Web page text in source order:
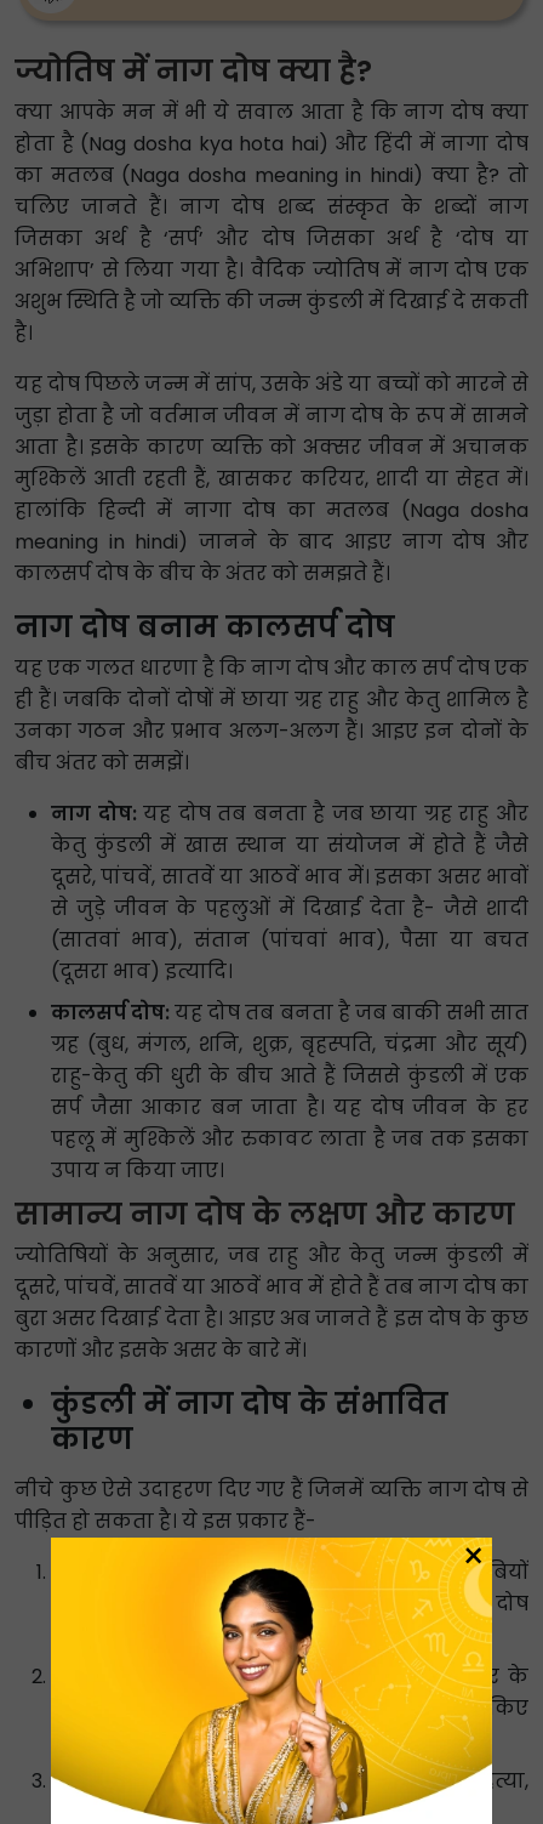
ज्योतिष में नाग दोष क्या है?
क्या आपके मन में भी ये सवाल आता है कि नाग दोष क्या
होता है (Nag dosha kya hota hai) और हिंदी में नागा दोष
का मतलब (Naga dosha meaning in hindi) क्या है? तो
चलिए जानते हैं। नाग दोष शब्द संस्कृत के शब्दों नाग
जिसका अर्थ है ‘सर्प’ और दोष जिसका अर्थ है ‘दोष या
अभिशाप’ से लिया गया है। वैदिक ज्योतिष में नाग दोष एक
अशुभ स्थिति है जो व्यक्ति की जन्म कुंडली में दिखाई दे सकती
है।
यह दोष पिछले जन्म में सांप, उसके अंडे या बच्चों को मारने से
जुड़ा होता है जो वर्तमान जीवन में नाग दोष के रूप में सामने
आता है। इसके कारण व्यक्ति को अक्सर जीवन में अचानक
मुश्किलें आती रहती हैं, खासकर करियर, शादी या सेहत में।
हालांकि हिन्दी में नागा दोष का मतलब (Naga dosha
meaning in hindi) जानने के बाद आइए नाग दोष और
कालसर्प दोष के बीच के अंतर को समझते हैं।
नाग दोष बनाम कालसर्प दोष
यह एक गलत धारणा है कि नाग दोष और काल सर्प दोष एक
ही हैं। जबकि दोनों दोषों में छाया ग्रह राहु और केतु शामिल है
उनका गठन और प्रभाव अलग-अलग हैं। आइए इन दोनों के
बीच अंतर को समझें।
नाग दोष: यह दोष तब बनता है जब छाया ग्रह राहु और
केतु कुंडली में खास स्थान या संयोजन में होते हैं जैसे
दूसरे, पांचवें, सातवें या आठवें भाव में। इसका असर भावों
से जुड़े जीवन के पहलुओं में दिखाई देता है- जैसे शादी
(सातवां भाव), संतान (पांचवां भाव), पैसा या बचत
(दूसरा भाव) इत्यादि।
कालसर्प दोष: यह दोष तब बनता है जब बाकी सभी सात
ग्रह (बुध, मंगल, शनि, शुक्र, बृहस्पति, चंद्रमा और सूर्य)
राहु-केतु की धुरी के बीच आते हैं जिससे कुंडली में एक
सर्प जैसा आकार बन जाता है। यह दोष जीवन के हर
पहलू में मुश्किलें और रुकावट लाता है जब तक इसका
उपाय न किया जाए।
सामान्य नाग दोष के लक्षण और कारण
ज्योतिषियों के अनुसार, जब राहु और केतु जन्म कुंडली में
दूसरे, पांचवें, सातवें या आठवें भाव में होते हैं तब नाग दोष का
बुरा असर दिखाई देता है। आइए अब जानते हैं इस दोष के कुछ
कारणों और इसके असर के बारे में।
कुंडली में नाग दोष के संभावित
कारण
नीचे कुछ ऐसे उदाहरण दिए गए हैं जिनमें व्यक्ति नाग दोष से
पीड़ित हो सकता है। ये इस प्रकार हैं-
जब किसी का अंतिम संस्कार बहुत देर से या अजनबियों
द्वारा किया जाता है तो उनकी मृत्यु के बाद भी नाग दोष
का प्रभाव उन पर पड़ सकता है।
दूसरी स्थिति तब होती है जब किसी व्यक्ति के शरीर के
सभी अंगों का एक ही समय में अंतिम संस्कार न किए
जाने के कारण उसे नाग दोष हो जाता है।
तीसरा मामला यह है कि यदि मृत्यु दुर्घटना, हत्या,
आत्महत्या आदि के कारण हुई हो।
×